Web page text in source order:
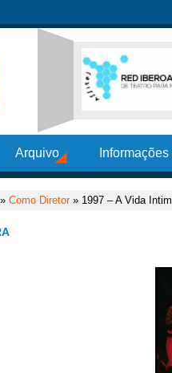
Arquivo
» Como Diretor» 1997 – A Vida